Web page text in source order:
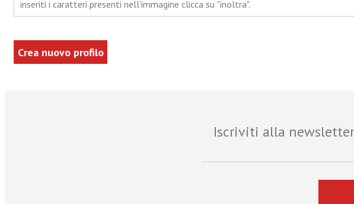
inseriti i caratteri presenti nell'immagine clicca su "inoltra".
Iscriviti alla